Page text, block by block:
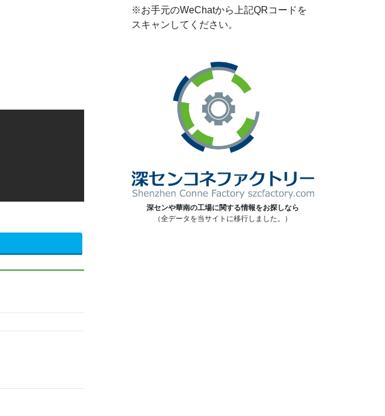
※お手元のWeChatから上記QRコードを
スキャンしてください。
深センや華南の工場に関する情報をお探しなら
（全データを当サイトに移行しました。）